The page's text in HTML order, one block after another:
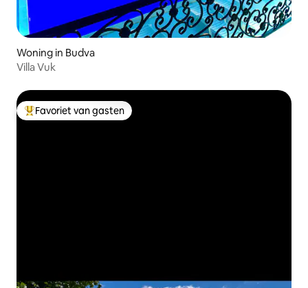
Woning in Budva
Villa Vuk
Topfavoriet van gasten
Favoriet van gasten